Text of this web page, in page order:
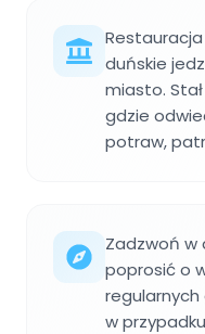
duńskie
miasto.
gdzie
potraw,
Zadzwoń w
poprosić o
w